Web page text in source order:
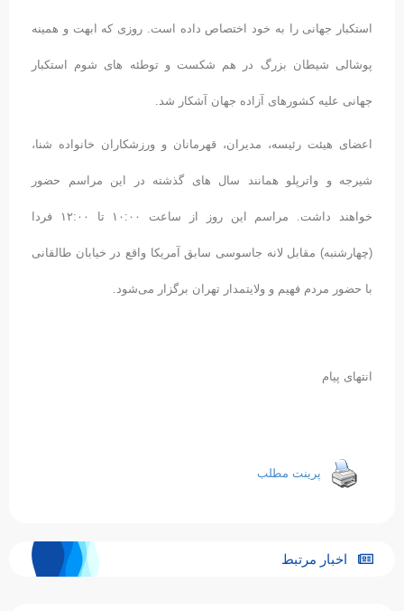
استکبار جهانی را به خود اختصاص داده است. روزی که ابهت و همینه
پوشالی شیطان بزرگ در هم شکست و توطئه های شوم استکبار
جهانی علیه کشورهای آزاده جهان آشکار شد.
اعضای هیئت رئیسه، مدیران، قهرمانان و ورزشکاران خانواده شنا،
شیرجه و واترپلو همانند سال های گذشته در این مراسم حضور
خواهند داشت. مراسم این روز از ساعت ۱۰:۰۰ تا ۱۲:۰۰ فردا
(چهارشنبه) مقابل لانه جاسوسی سابق آمریکا واقع در خیابان طالقانی
با حضور مردم فهیم و ولایتمدار تهران برگزار می‌شود.
انتهای پیام
پرینت مطلب
اخبار مرتبط